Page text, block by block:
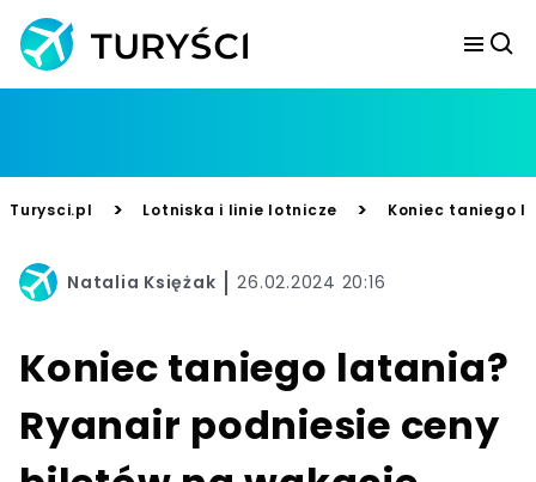
Turysci.pl > Lotniska i linie lotnicze > Koniec taniego
Natalia Księżak 26.02.2024 20:16
Koniec taniego latania?
Ryanair podniesie ceny